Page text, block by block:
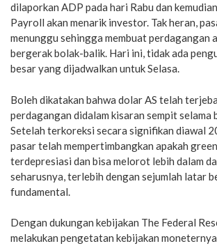
dilaporkan ADP pada hari Rabu dan
Payroll akan menarik investor. Tak heran,
menunggu sehingga membuat perdagangan
bergerak bolak-balik. Hari ini, tidak ada
besar yang dijadwalkan untuk Selasa.
Boleh dikatakan bahwa dolar AS telah
perdagangan didalam kisaran sempit selama
Setelah terkoreksi secara signifikan diawal
pasar telah mempertimbangkan apakah
terdepresiasi dan bisa melorot lebih dalam
seharusnya, terlebih dengan sejumlah latar
fundamental.
Dengan dukungan kebijakan The Federal
melakukan pengetatan kebijakan